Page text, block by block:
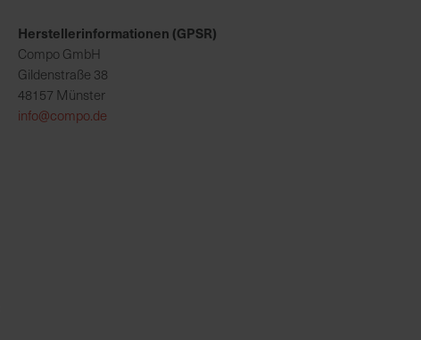
Herstellerinformationen (GPSR)
Compo GmbH
Gildenstraße 38
48157 Münster
info@compo.de